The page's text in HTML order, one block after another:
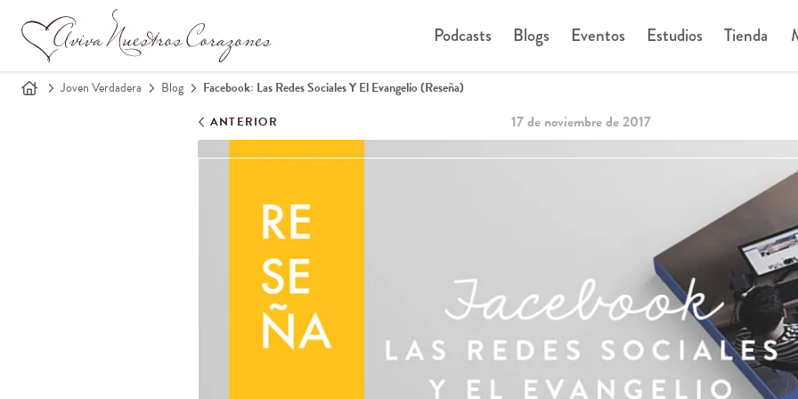
Podcasts Blogs Eventos Estudios Tienda
Joven Verdadera Blog Facebook: Las Redes Sociales Y El Evangelio (Reseña)
ANTERIOR 17 de noviembre de 2017